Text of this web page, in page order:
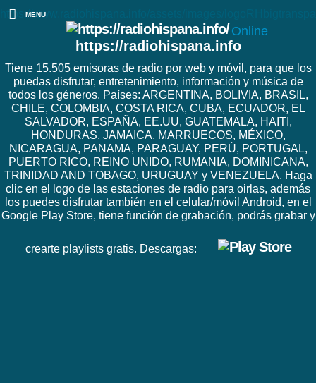
https://www.radiohispana.info/assets/images/
Online
https://radiohispana.info
Tiene 15.505 emisoras de radio por web y móvil, para que los
puedas disfrutar, entretenimiento, información y música de
todos los géneros. Países: ARGENTINA, BOLIVIA, BRASIL,
CHILE, COLOMBIA, COSTA RICA, CUBA, ECUADOR, EL
SALVADOR, ESPAÑA, EE.UU, GUATEMALA, HAITI,
HONDURAS, JAMAICA, MARRUECOS, MÉXICO,
NICARAGUA, PANAMA, PARAGUAY, PERÚ, PORTUGAL,
PUERTO RICO, REINO UNIDO, RUMANIA, DOMINICANA,
TRINIDAD AND TOBAGO, URUGUAY y VENEZUELA. Haga
clic en el logo de las estaciones de radio para oirlas, además
los puedes disfrutar también en el celular/móvil Android, en el
Google Play Store, tiene función de grabación, podrás grabar y
crearte playlists gratis. Descargas:
MENU